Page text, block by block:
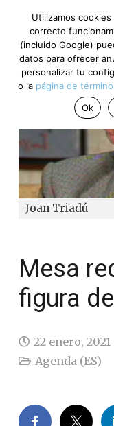
Joan Triadú
Mesa
figura
22 enero, 2021
Agenda (ES)
Utilizamos
correcto
(incluido Google)
datos para ofrecer
personalizar tu
o la página de
Ok